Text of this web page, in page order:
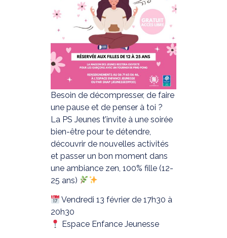
Besoin de décompresser, de faire
une pause et de penser à toi ?
La PS Jeunes t’invite à une soirée
bien-être pour te détendre,
découvrir de nouvelles activités
et passer un bon moment dans
une ambiance zen, 100% fille (12-
25 ans)
Vendredi 13 février de 17h30 à
20h30
Espace Enfance Jeunesse